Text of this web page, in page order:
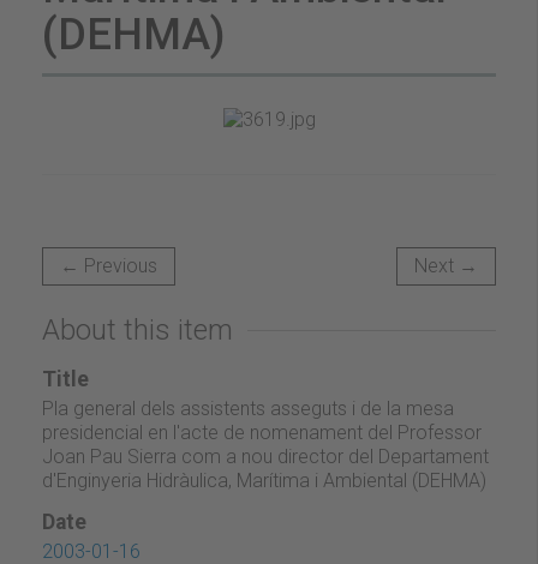
(DEHMA)
← Previous Next →
About this item
Title
Pla general dels assistents asseguts i de la mesa
presidencial en l'acte de nomenament del Professor
Joan Pau Sierra com a nou director del Departament
d'Enginyeria Hidràulica, Marítima i Ambiental (DEHMA)
Date
2003-01-16